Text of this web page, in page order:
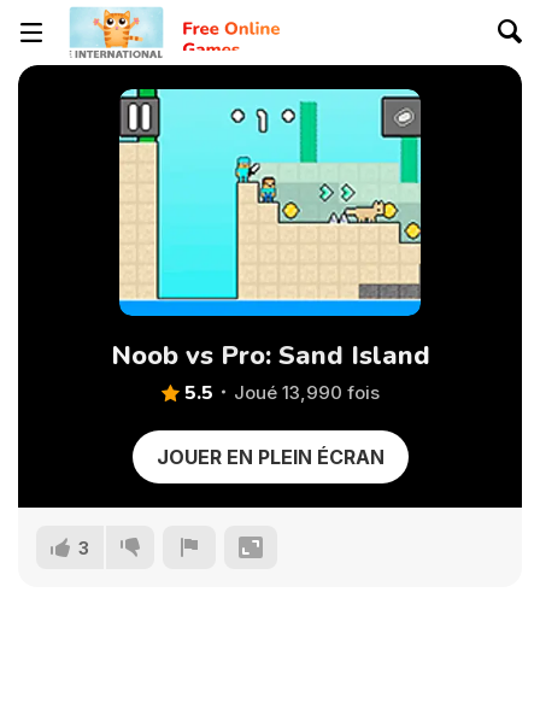
Noob vs Pro: Sand Island
5.5 Joué 13,990 fois
JOUER EN PLEIN ÉCRAN
3